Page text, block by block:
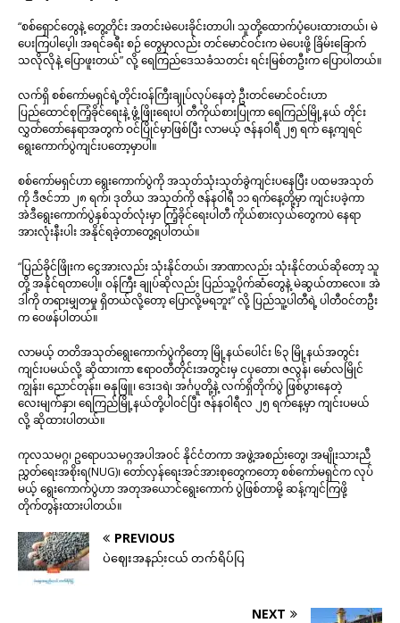
“စစ်ရှောင်တွေနဲ့ တွေ့တိုင်း အတင်းမဲပေးခိုင်းတာပါ၊ သူတို့ထောက်ပံ့ပေးထားတယ်၊ မဲ
ပေးကြပါပေ့ါ၊ အရင်ခရီး စဉ် တွေမှာလည်း တင်မောင်ဝင်းက မဲပေးဖို့ ခြိမ်းခြောက်
သလိုလိုနဲ့ ပြောဖူးတယ်” လို့ ရေကြည်ဒေသခံသတင်း ရင်းမြစ်တဦးက ပြောပါတယ်။
လက်ရှိ စစ်ကော်မရှင်ရဲ့တိုင်းဝန်ကြီးချုပ်လုပ်နေတဲ့ ဦးတင်မောင်ဝင်းဟာ
ပြည်ထောင်စုကြံ့ခိုင်ရေးနဲ့ ဖွံ့ဖြိုးရေးပါ တီကိုယ်စားပြုကာ ရေကြည်မြို့နယ် တိုင်း
လွှတ်တော်နေရာအတွက် ဝင်ပြိုင်မှာဖြစ်ပြီး လာမယ့် ဇန်နဝါရီ ၂၅ ရက် နေ့ကျရင်
ရွေးကောက်ပွဲကျင်းပတော့မှာပါ။
စစ်ကော်မရှင်ဟာ ရွေးကောက်ပွဲကို အသုတ်သုံးသုတ်ခွဲကျင်းပနေပြီး ပထမအသုတ်
ကို ဒီဇင်ဘာ ၂၈ ရက်၊ ဒုတိယ အသုတ်ကို ဇန်နဝါရီ ၁၁ ရက်နေ့တို့မှာ ကျင်းပခဲ့ကာ
အဲဒီရွေးကောက်ပွဲနှစ်သုတ်လုံးမှာ ကြံ့ခိုင်ရေးပါတီ ကိုယ်စားလှယ်တွေကပဲ နေရာ
အားလုံးနီးပါး အနိုင်ရခဲ့တာတွေ့ရပါတယ်။
“ပြည်ခိုင်ဖြိုးက ငွေအားလည်း သုံးနိုင်တယ်၊ အာဏာလည်း သုံးနိုင်တယ်ဆိုတော့ သူ
တို့ အနိုင်ရတာပေါ့။ ဝန်ကြီး ချုပ်ဆိုလည်း ပြည်သူ့ပိုက်ဆံတွေနဲ့ မဲဆွယ်တာလေ။ အဲ
ဒါကို တရားမျှတမှု ရှိတယ်လို့တော့ ပြောလို့မရဘူး” လို့ ပြည်သူ့ပါတီရဲ့ ပါတီဝင်တဦး
က ဝေဖန်ပါတယ်။
လာမယ့် တတိအသုတ်ရွေးကောက်ပွဲကိုတော့ မြို့နယ်ပေါင်း ၆၃ မြို့နယ်အတွင်း
ကျင်းပမယ်လို့ ဆိုထားကာ ဧရာ၀တီတိုင်းအတွင်းမှ ငပုတော၊ ဇလွန်၊ မော်လမြိုင်
ကျွန်း၊ ညောင်တုန်း၊ ဓနုဖြူ၊ ဒေးဒရဲ၊ အင်္ဂပူတို့နဲ့ လက်ရှိတိုက်ပွဲ ဖြစ်ပွားနေတဲ့
လေးမျက်နှာ၊ ရေကြည်မြို့နယ်တို့ပါဝင်ပြီး ဇန်နဝါရီလ ၂၅ ရက်နေ့မှာ ကျင်းပမယ်
လို့ ဆိုထားပါတယ်။
ကုလသမဂ္ဂ၊ ဥရောပသမဂ္ဂအပါအဝင် နိုင်ငံတကာ အဖွဲ့အစည်းတွေ၊ အမျိုးသားညီ
ညွှတ်ရေးအစိုးရ(NUG)၊ တော်လှန်ရေးအင်အားစုတွေကတော့ စစ်ကော်မရှင်က လုပ်
မယ့် ရွေးကောက်ပွဲဟာ အတုအယောင်ရွေးကောက် ပွဲဖြစ်တာမို့ ဆန့်ကျင်ကြဖို့
တိုက်တွန်းထားပါတယ်။
PREVIOUS
ပဲဈေးအနည်းငယ် တက်ရိပ်ပြ
NEXT